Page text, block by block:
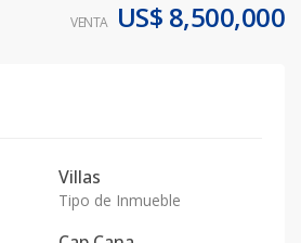
VENTA US$ 8,500,000
Villas
Tipo de Inmueble